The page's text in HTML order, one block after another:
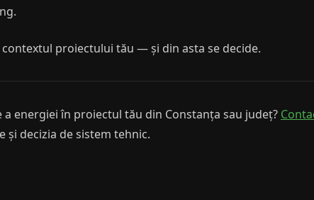
proiectului tău — și din asta se decide.
energiei în proiectul tău din Constanța sau județ?
și decizia de sistem tehnic.